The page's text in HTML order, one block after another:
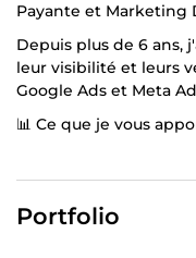
Payante et Marketing
Depuis plus de 6 ans,
leur visibilité et leurs
Google Ads et Meta
📊 Ce que je vous
rentables.
✅ Stratégie
✅ Optimisation
Portfolio